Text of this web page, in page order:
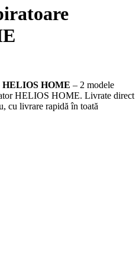
HELIOS HOME – 2 modele
HELIOS HOME. Livrate direct
cu livrare rapidă în toată